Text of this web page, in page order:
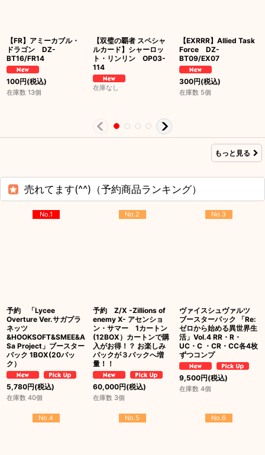
【FR】アミーカブル・
ドラゴン DZ-
BT16/FR14
100円(税込)
在庫数 13個
【双璧の覇者 スペシャ
ルカード】シャーロッ
ト・リンリン OP03-
114
在庫なし
【EXRRR】Allied Task
Force DZ-
BT09/EX07
300円(税込)
在庫数 5個
もっと見る
売れてます(^^)（予約商品ランキング）
No.1
予約 「Lycee
Overture Ver.サガプラ
ネッツ
&HOOKSOFT&SMEE&A
Sa Project」ブースター
パック 1BOX(20パッ
ク）
5,780円(税込)
在庫数 40個
No.2
予約 Z/X -Zillions of
enemy X- アセンショ
ン・サマー 1カートン
(12BOX）カートンで購
入がお得！？ お楽しみ
パックが３パックへ増
量！！
60,000円(税込)
在庫数 3個
No.3
ヴァイスシュヴァルツ
ブースターパック 「Re:
ゼロから始める異世界生
活」Vol.4 RR・R・
UC・C ・CR・CC各4枚
ずつコンプ
9,500円(税込)
在庫数 4個
No.4 No.5 No.6